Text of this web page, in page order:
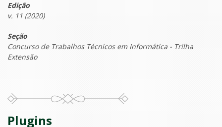
Edição
v. 11 (2020)
Seção
Concurso de Trabalhos Técnicos em Informática - Trilha
Extensão
Plugins